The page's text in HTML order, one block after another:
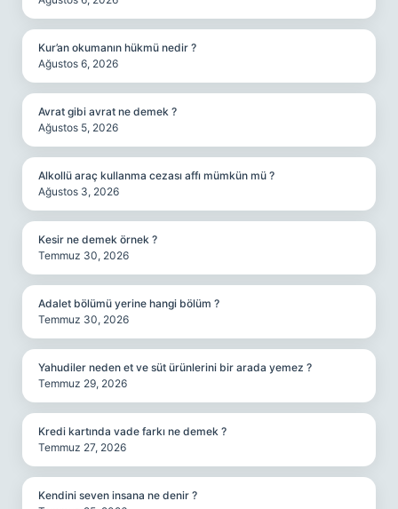
Kur’an okumanın hükmü nedir ?
Ağustos 6, 2026
Avrat gibi avrat ne demek ?
Ağustos 5, 2026
Alkollü araç kullanma cezası affı mümkün mü ?
Ağustos 3, 2026
Kesir ne demek örnek ?
Temmuz 30, 2026
Adalet bölümü yerine hangi bölüm ?
Temmuz 30, 2026
Yahudiler neden et ve süt ürünlerini bir arada yemez ?
Temmuz 29, 2026
Kredi kartında vade farkı ne demek ?
Temmuz 27, 2026
Kendini seven insana ne denir ?